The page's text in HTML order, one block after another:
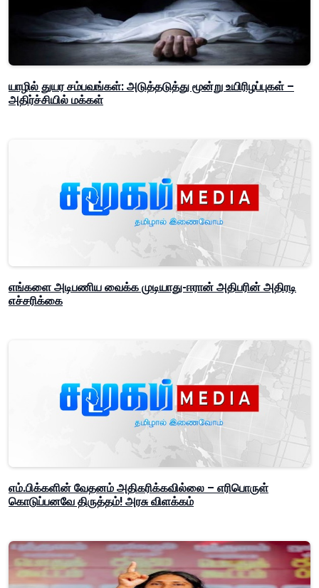
யாழில் துயர சம்பவங்கள்: அடுத்தடுத்து மூன்று உயிரிழப்புகள் –
அதிர்ச்சியில் மக்கள்
எங்களை அடிபணிய வைக்க முடியாது-ஈரான் அதிபரின் அதிரடி
எச்சரிக்கை
எம்.பிக்களின் வேதனம் அதிகரிக்கவில்லை – எரிபொருள்
கொடுப்பனவே திருத்தம்! அரசு விளக்கம்